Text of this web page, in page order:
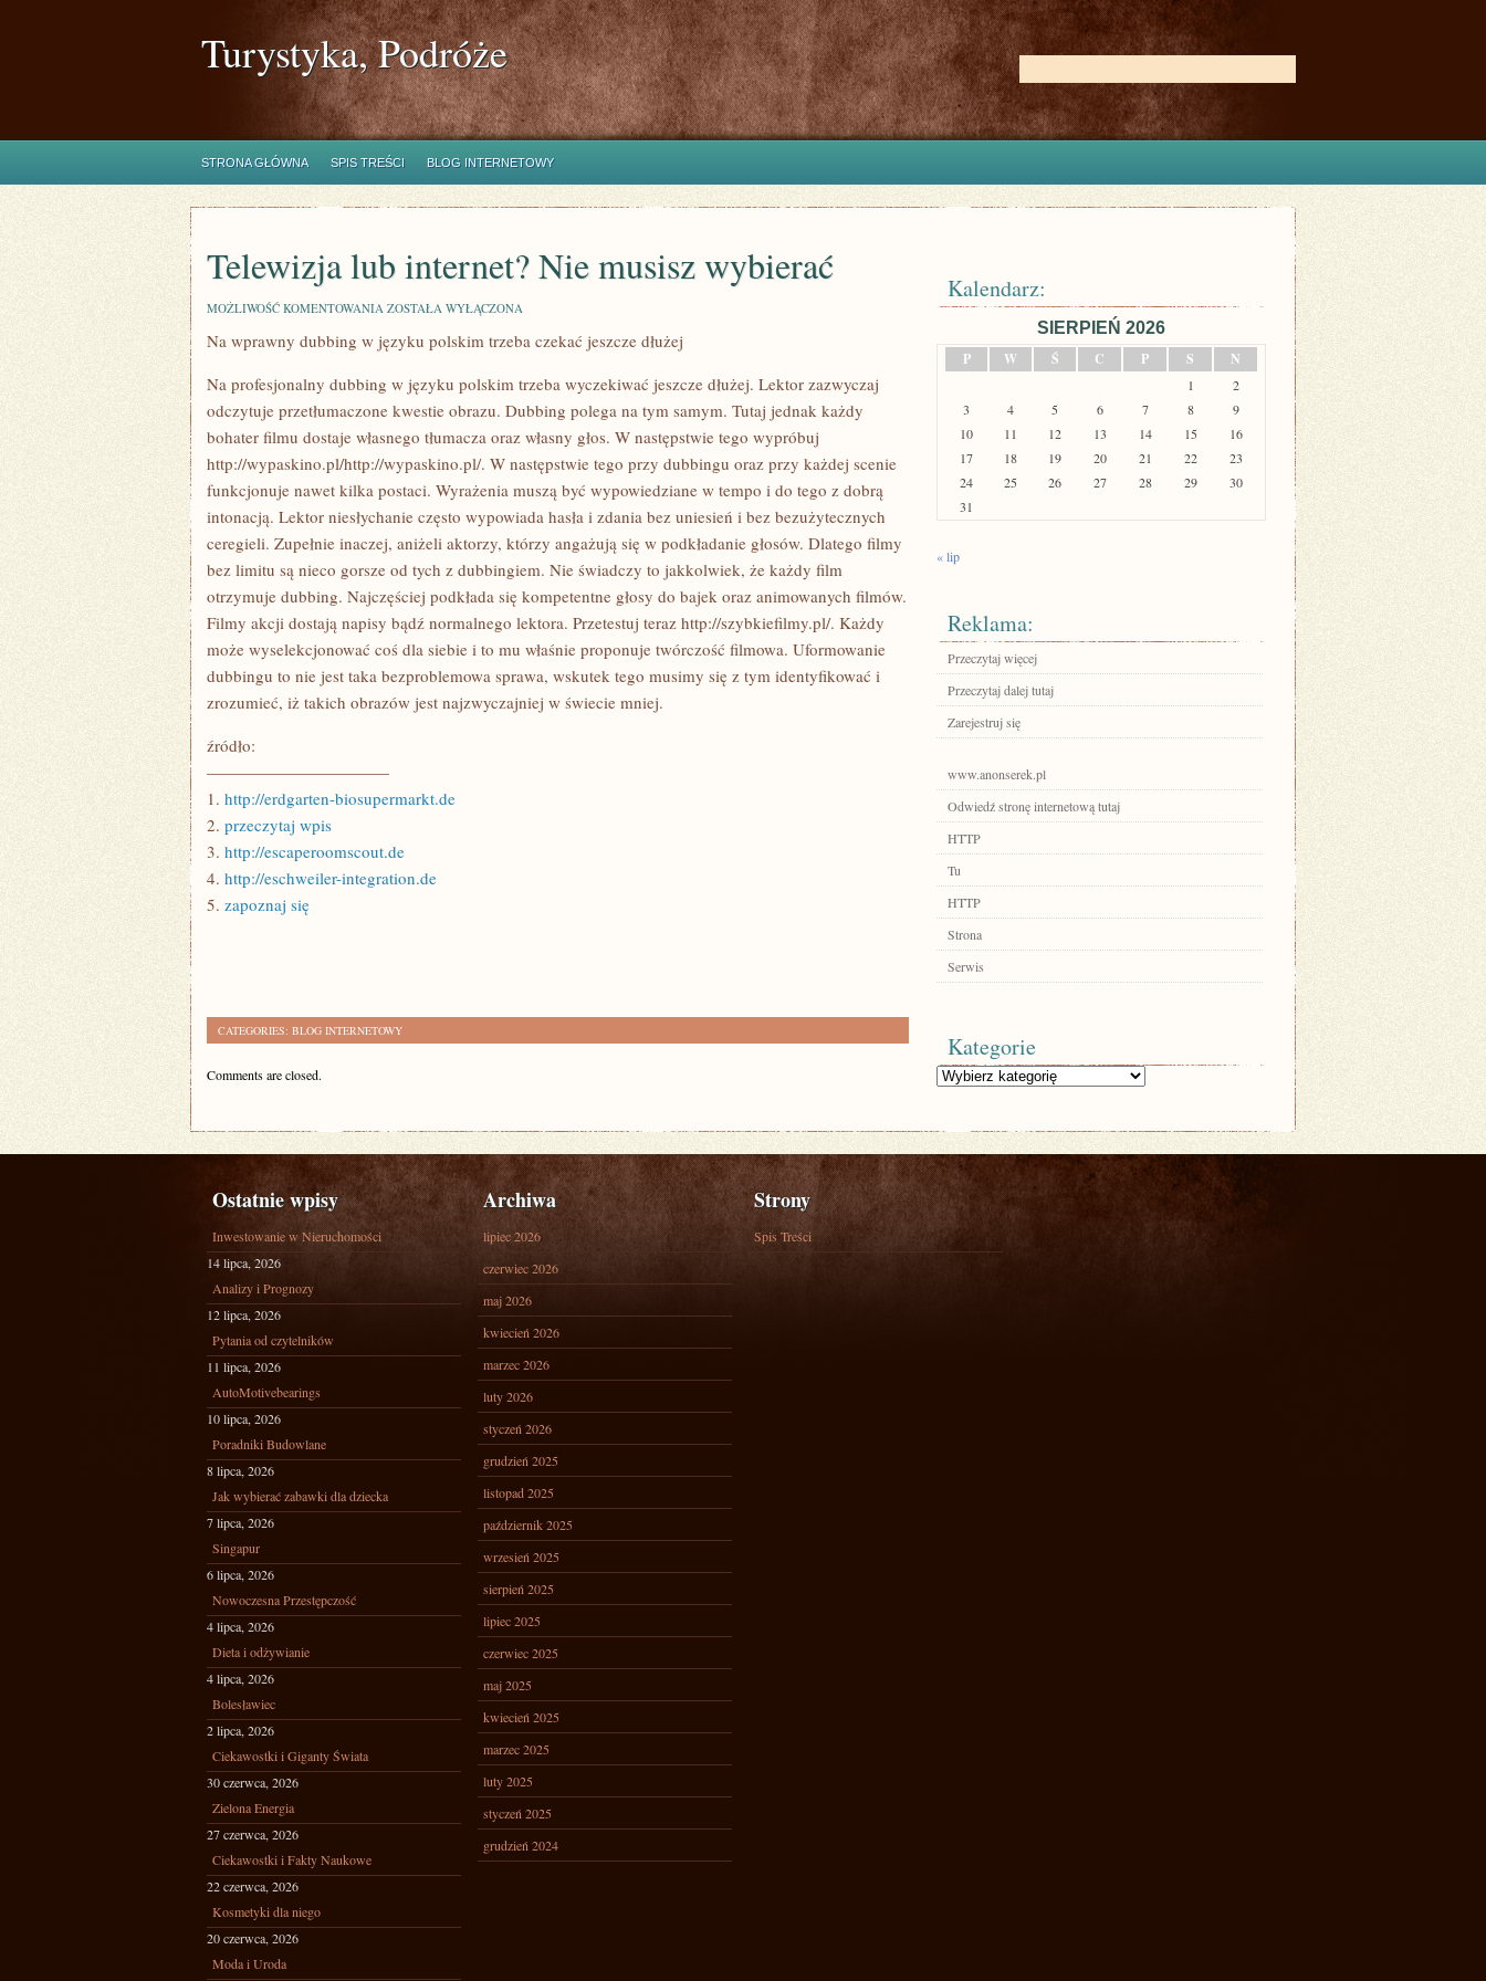
Turystyka, Podróże
STRONA GŁÓWNA SPIS TREŚCI BLOG INTERNETOWY
Telewizja lub internet? Nie musisz wybierać
MOŻLIWOŚĆ KOMENTOWANIA TELEWIZJA
INTERNET?
NIE
WYBIERAĆ
ZOSTAŁA WYŁĄCZONA
Na wprawny dubbing w języku polskim trzeba czekać jeszcze dłużej
Na profesjonalny dubbing w języku polskim trzeba wyczekiwać jeszcze dłużej. Lektor zazwyczaj
odczytuje przetłumaczone kwestie obrazu. Dubbing polega na tym samym. Tutaj jednak każdy
bohater filmu dostaje własnego tłumacza oraz własny głos. W następstwie tego wypróbuj
http://wypaskino.pl/http://wypaskino.pl/. W następstwie tego przy dubbingu oraz przy każdej scenie
funkcjonuje nawet kilka postaci. Wyrażenia muszą być wypowiedziane w tempo i do tego z dobrą
intonacją. Lektor niesłychanie często wypowiada hasła i zdania bez uniesień i bez bezużytecznych
ceregieli. Zupełnie inaczej, aniżeli aktorzy, którzy angażują się w podkładanie głosów. Dlatego filmy
bez limitu są nieco gorsze od tych z dubbingiem. Nie świadczy to jakkolwiek, że każdy film
otrzymuje dubbing. Najczęściej podkłada się kompetentne głosy do bajek oraz animowanych filmów.
Filmy akcji dostają napisy bądź normalnego lektora. Przetestuj teraz http://szybkiefilmy.pl/. Każdy
może wyselekcjonować coś dla siebie i to mu właśnie proponuje twórczość filmowa. Uformowanie
dubbingu to nie jest taka bezproblemowa sprawa, wskutek tego musimy się z tym identyfikować i
zrozumieć, iż takich obrazów jest najzwyczajniej w świecie mniej.
źródło:
———————————
1. http://erdgarten-biosupermarkt.de
2. przeczytaj wpis
3. http://escaperoomscout.de
4. http://eschweiler-integration.de
5. zapoznaj się
CATEGORIES: BLOG INTERNETOWY
Comments are closed.
Kalendarz:
SIERPIEŃ 2026
P
W Ś C P S N
1
2
3
4 5 6 7 8
9
10
11 12 13 14 15
16
17
18 19 20 21 22
23
24
25 26 27 28 29
30
31
« lip
Reklama:
Przeczytaj więcej
Przeczytaj dalej tutaj
Zarejestruj się
www.anonserek.pl
Odwiedź stronę internetową tutaj
HTTP
Tu
HTTP
Strona
Serwis
Kategorie
Kategorie
Ostatnie wpisy
Inwestowanie w Nieruchomości
14 lipca, 2026
Analizy i Prognozy
12 lipca, 2026
Pytania od czytelników
11 lipca, 2026
AutoMotivebearings
10 lipca, 2026
Poradniki Budowlane
8 lipca, 2026
Jak wybierać zabawki dla dziecka
7 lipca, 2026
Singapur
6 lipca, 2026
Nowoczesna Przestępczość
4 lipca, 2026
Dieta i odżywianie
4 lipca, 2026
Bolesławiec
2 lipca, 2026
Ciekawostki i Giganty Świata
30 czerwca, 2026
Zielona Energia
27 czerwca, 2026
Ciekawostki i Fakty Naukowe
22 czerwca, 2026
Kosmetyki dla niego
20 czerwca, 2026
Moda i Uroda
Archiwa
lipiec 2026
czerwiec 2026
maj 2026
kwiecień 2026
marzec 2026
luty 2026
styczeń 2026
grudzień 2025
listopad 2025
październik 2025
wrzesień 2025
sierpień 2025
lipiec 2025
czerwiec 2025
maj 2025
kwiecień 2025
marzec 2025
luty 2025
styczeń 2025
grudzień 2024
Strony
Spis Treści